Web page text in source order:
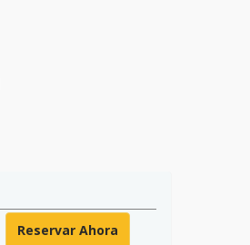
Reservar Ahora